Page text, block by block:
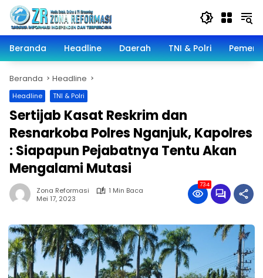
Langsung
konten
Beranda
Headline Daerah TNI & Polri
Beranda Headline
Headline TNI & Polri
Sertijab Kasat Reskrim dan
Resnarkoba Polres Nganjuk, Kapolres
: Siapapun Pejabatnya Tentu Akan
Mengalami Mutasi
Zona Reformasi
1 Min Baca
Mei 17, 2023
734